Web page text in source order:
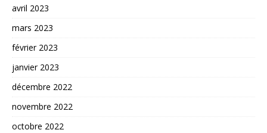
avril 2023
mars 2023
février 2023
janvier 2023
décembre 2022
novembre 2022
octobre 2022